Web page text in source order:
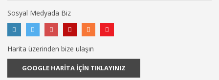
Sosyal Medyada Biz
Harita üzerinden bize ulaşın
GOOGLE HARİTA İÇİN TIKLAYINIZ